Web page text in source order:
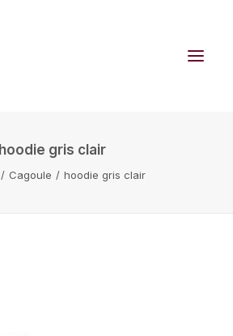
hoodie gris clair
Cagoule hoodie gris clair